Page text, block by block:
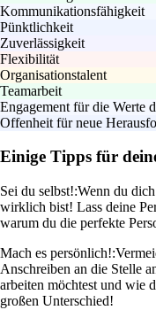
Kommunikationsfähigkeit
Pünktlichkeit
Zuverlässigkeit
Flexibilität
Organisationstalent
Teamarbeit
Engagement für die Werte
Offenheit für neue
Einige Tipps für
Sei du selbst!:Wenn du
wirklich bist! Lass deine
warum du die perfekte
Mach es persönlich!:
Anschreiben an die Stelle
arbeiten möchtest und wie
großen Unterschied!